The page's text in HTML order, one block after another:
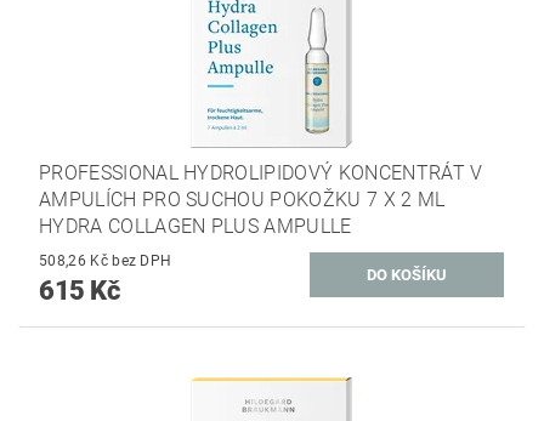
PROFESSIONAL HYDROLIPIDOVÝ KONCENTRÁT V
AMPULÍCH PRO SUCHOU POKOŽKU 7 X 2 ML
HYDRA COLLAGEN PLUS AMPULLE
508,26 Kč bez DPH
615 Kč